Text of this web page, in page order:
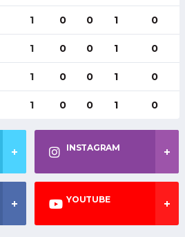
1 0 0 1 0
1 0 0 1 0
1 0 0 1 0
1 0 0 1 0
INSTAGRAM
YOUTUBE